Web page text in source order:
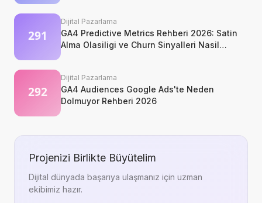
Dijital Pazarlama
GA4 Predictive Metrics Rehberi 2026: Satin
Alma Olasiligi ve Churn Sinyalleri Nasil
Dijital Pazarlama
GA4 Audiences Google Ads'te Neden
Dolmuyor Rehberi 2026
Projenizi Birlikte Büyütelim
Dijital dünyada başarıya ulaşmanız için uzman
ekibimiz hazır.